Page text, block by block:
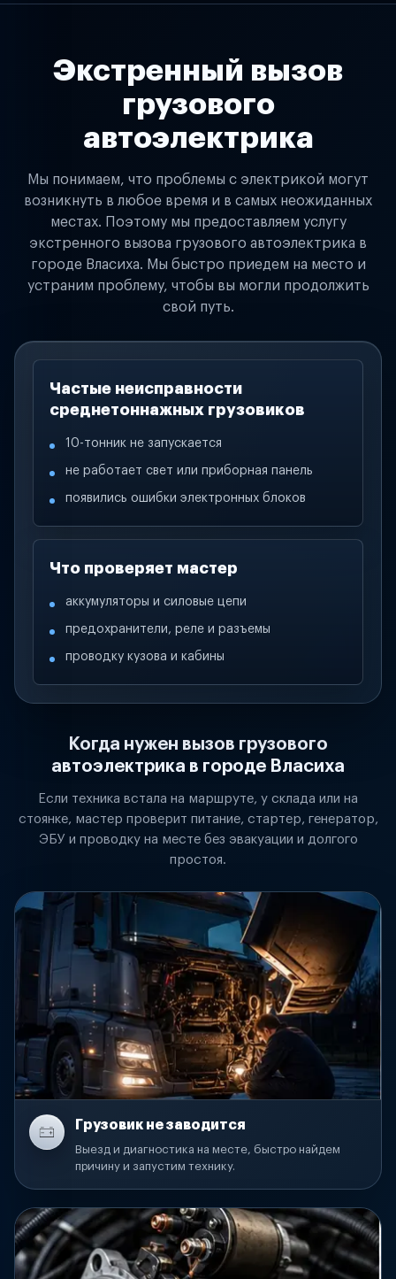
Экстренный вызов
грузового
автоэлектрика
Мы понимаем, что проблемы с электрикой могут
возникнуть в любое время и в самых неожиданных
местах. Поэтому мы предоставляем услугу
экстренного вызова грузового автоэлектрика в
городе Власиха. Мы быстро приедем на место и
устраним проблему, чтобы вы могли продолжить
свой путь.
Частые неисправности
среднетоннажных грузовиков
10-тонник не запускается
не работает свет или приборная панель
появились ошибки электронных блоков
Что проверяет мастер
аккумуляторы и силовые цепи
предохранители, реле и разъемы
проводку кузова и кабины
Когда нужен вызов грузового
автоэлектрика в городе Власиха
Если техника встала на маршруте, у склада или на
стоянке, мастер проверит питание, стартер, генератор,
ЭБУ и проводку на месте без эвакуации и долгого
простоя.
Грузовик не заводится
Выезд и диагностика на месте, быстро найдем
причину и запустим технику.